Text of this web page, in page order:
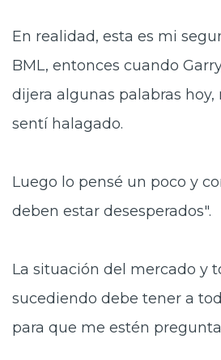
En realidad, esta es mi
BML, entonces cuando
dijera algunas palabras
sentí halagado.
Luego lo pensé un poco y
deben estar desesperados".
La situación del mercado y
sucediendo debe tener a
para que me estén